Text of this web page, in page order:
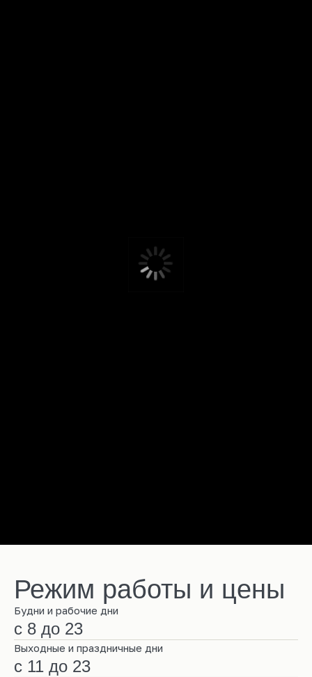
Режим работы и цены
Будни и рабочие дни
с 8 до 23
Выходные и праздничные дни
с 11 до 23